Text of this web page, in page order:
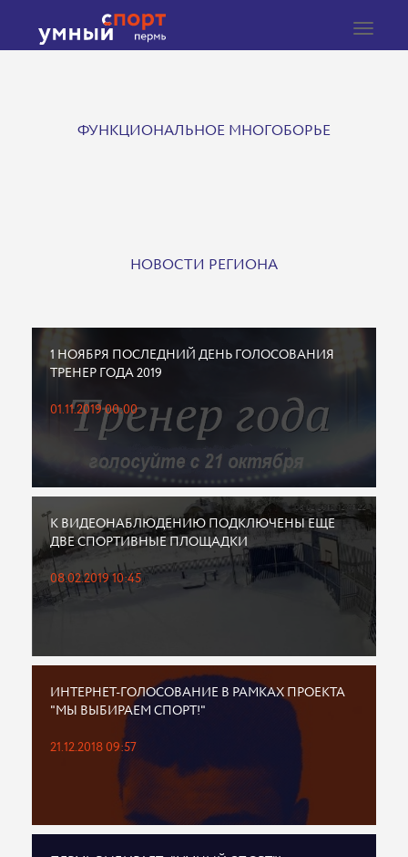
Toggle
ФУНКЦИОНАЛЬНОЕ МНОГОБОРЬЕ
НОВОСТИ РЕГИОНА
1 НОЯБРЯ ПОСЛЕДНИЙ ДЕНЬ ГОЛОСОВАНИЯ
ТРЕНЕР ГОДА 2019
01.11.2019 00:00
К ВИДЕОНАБЛЮДЕНИЮ ПОДКЛЮЧЕНЫ ЕЩЕ
ДВЕ СПОРТИВНЫЕ ПЛОЩАДКИ
08.02.2019 10:45
ИНТЕРНЕТ-ГОЛОСОВАНИЕ В РАМКАХ ПРОЕКТА
"МЫ ВЫБИРАЕМ СПОРТ!"
21.12.2018 09:57